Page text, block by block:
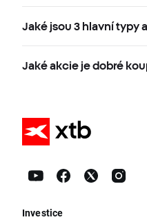
Jaké jsou 3 hlavní typy
Jaké akcie je dobré
Investice